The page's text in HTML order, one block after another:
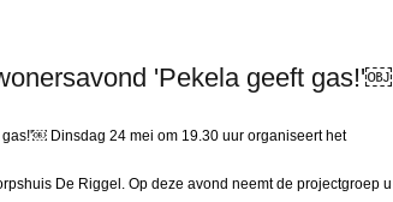
'Pekela geeft gas!'￼
Dinsdag 24 mei om 19.30 uur organiseert het
De Riggel. Op deze avond neemt de projectgroep u